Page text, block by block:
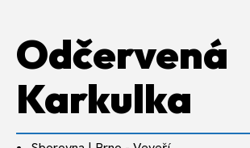
Odčervená
Karkulka